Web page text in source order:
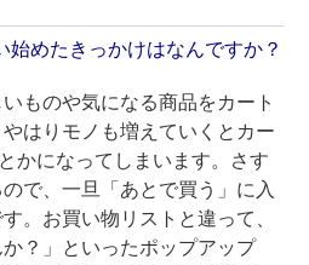
めたきっかけはなんですか？
ものや気になる商品をカート
はりモノも増えていくとカー
かになってしまいます。さす
で、一旦「あとで買う」に入
。お買い物リストと違って、
？」といったポップアップ